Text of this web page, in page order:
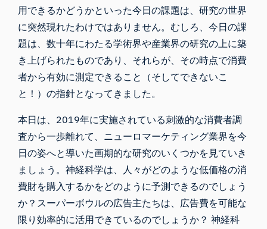
用できるかどうかといった今日の課題は、研究の世界
に突然現れたわけではありません。むしろ、今日の課
題は、数十年にわたる学術界や産業界の研究の上に築
き上げられたものであり、それらが、その時点で消費
者から有効に測定できること（そしてできないこ
と！）の指針となってきました。
本日は、2019年に実施されている刺激的な消費者調
査から一歩離れて、 ニューロマーケティング業界を今
日の姿へと導いた画期的な研究のいくつかを見ていき
ましょう。神経科学は、人々がどのような低価格の消
費財を購入するかをどのように予測できるのでしょう
か？スーパーボウルの広告主たちは、広告費を可能な
限り効率的に活用できているのでしょうか？ 神経科